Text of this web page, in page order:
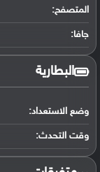
المتصفح:
جافا:
البطارية
وضع الاستعداد:
وقت التحدث: